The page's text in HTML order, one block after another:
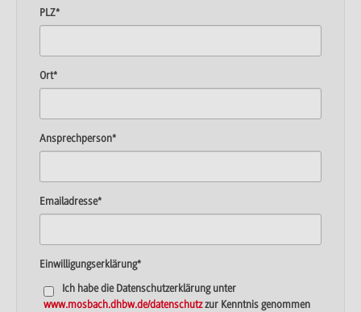
PLZ*
Ort*
Ansprechperson*
Emailadresse*
Einwilligungserklärung*
Ich habe die Datenschutzerklärung unter
www.mosbach.dhbw.de/datenschutzzur Kenntnis genommen